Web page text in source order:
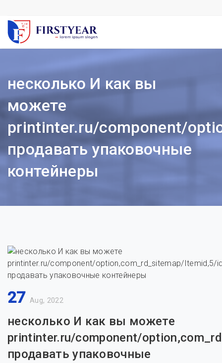
несколько И как вы
можете
printinter.ru/component/
продавать упаковочные
контейнеры
27 Aug, 2022
несколько И как вы можете
printinter.ru/component/
продавать упаковочные